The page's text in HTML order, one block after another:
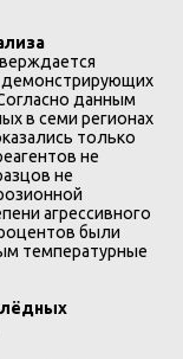
демонстрирующих
данным
в семи регионах
только
не
не
агрессивного
были
температурные